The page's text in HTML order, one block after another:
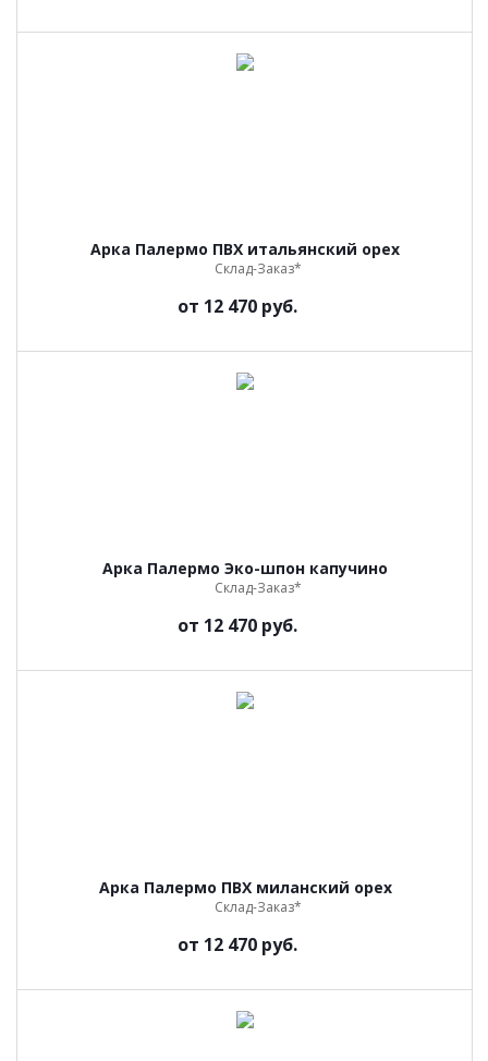
Арка Палермо ПВХ итальянский орех
Склад-Заказ*
от 12 470 руб.
Арка Палермо Эко-шпон капучино
Склад-Заказ*
от 12 470 руб.
Арка Палермо ПВХ миланский орех
Склад-Заказ*
от 12 470 руб.